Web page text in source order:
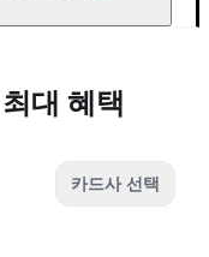
대 혜택
카드사 선택